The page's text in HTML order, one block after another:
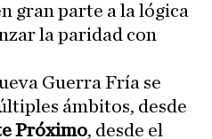
gran parte a la lógica
la paridad con
Guerra Fría se
ámbitos, desde
Próximo, desde el